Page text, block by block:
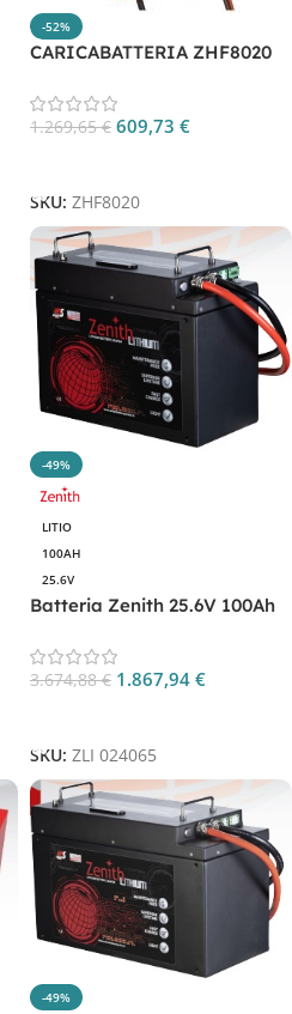
-52%
CARICABATTERIA ZHF8020
1.269,65€ 609,73 €
SKU: ZHF8020
-49%
LITIO
100AH
25.6V
Batteria Zenith 25.6V 100Ah
ZLI024065
3.674,88€ 1.867,94 €
SKU: ZLI 024065
-49%